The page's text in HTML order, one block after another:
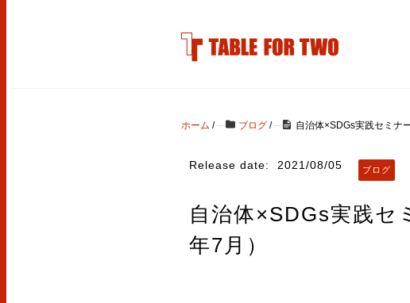
ホーム / ブログ/ 自治体×SDGs実践セミナ
Release date: 2021/08/05 ブログ
自治体×SDGs実践セ
年7月）